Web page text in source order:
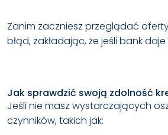
Zanim zaczniesz przeglądać
błąd, zakładając, że jeśli bank
Jak sprawdzić swoją zdolność
Jeśli nie masz wystarczających
czynników, takich jak: